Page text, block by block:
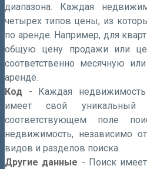
диапазона. Каждая
четырех типов цены, из
по аренде. Например, для
общую цену продажи или
соответственно месячную
аренде.
Код
- Каждая
имеет свой
соответствующем поле
недвижимость, независимо
видов и разделов поиска.
Другие данные - Поиск